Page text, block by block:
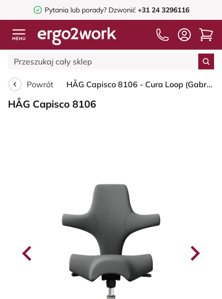
Pytania lub porady? Dzwonić +31 24 3296116
Powrót HÅG Capisco 8106 - Cura Loop (Gabriel) - Poliester z recyklingu - CLP60109 - Grey - Silver - 200 mm (seat height 46-64cm) - Soft castors for hard floors
HÅG Capisco 8106